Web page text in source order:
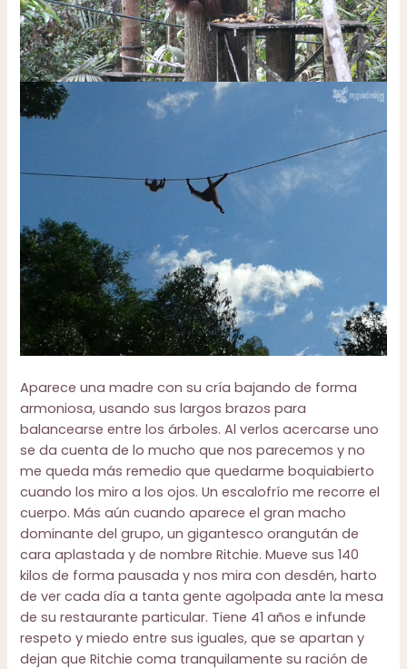
Aparece una madre con su cría bajando de forma
armoniosa, usando sus largos brazos para
balancearse entre los árboles. Al verlos acercarse uno
se da cuenta de lo mucho que nos parecemos y no
me queda más remedio que quedarme boquiabierto
cuando los miro a los ojos. Un escalofrío me recorre el
cuerpo. Más aún cuando aparece el gran macho
dominante del grupo, un gigantesco orangután de
cara aplastada y de nombre Ritchie. Mueve sus 140
kilos de forma pausada y nos mira con desdén, harto
de ver cada día a tanta gente agolpada ante la mesa
de su restaurante particular. Tiene 41 años e infunde
respeto y miedo entre sus iguales, que se apartan y
dejan que Ritchie coma tranquilamente su ración de